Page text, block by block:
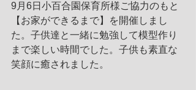
9月6日小百合園保育所様ご協力のもと
【お家ができるまで】を開催しまし
た。子供達と一緒に勉強して模型作り
まで楽しい時間でした。子供も素直な
笑顔に癒されました。